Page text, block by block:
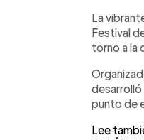
►
La
Festival
torno a la
desarrolló
punto de
Lee